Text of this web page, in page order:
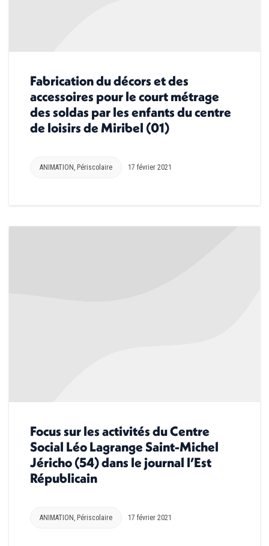
Fabrication du décors et des
accessoires pour le court métrage
des soldas par les enfants du centre
de loisirs de Miribel (01)
ANIMATION Périscolaire 17 février 2021
Focus sur les activités du Centre
Social Léo Lagrange Saint-Michel
Jéricho (54) dans le journal l’Est
Républicain
ANIMATION , Périscolaire 17 février 2021